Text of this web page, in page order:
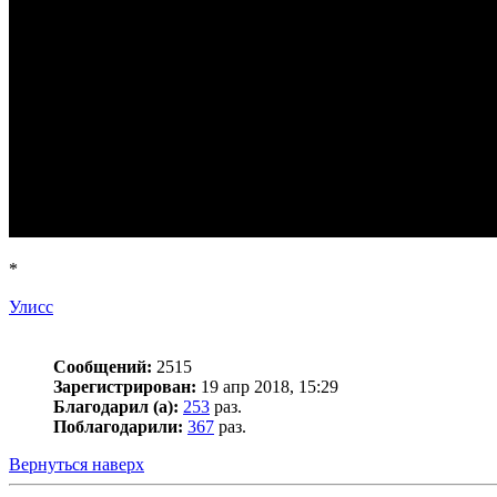
*
Улисс
Сообщений: 2515
Зарегистрирован: 19 апр 2018, 15:29
Благодарил (а): 253 раз.
Поблагодарили: 367 раз.
Вернуться наверх